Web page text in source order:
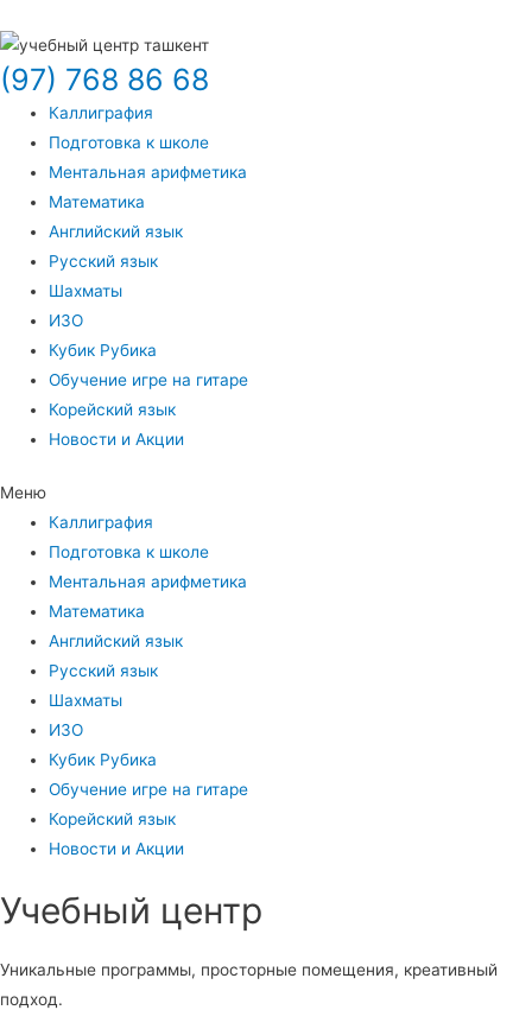
(97) 768 86 68
Каллиграфия
Подготовка к школе
Ментальная арифметика
Математика
Английский язык
Русский язык
Шахматы
ИЗО
Кубик Рубика
Обучение игре на гитаре
Корейский язык
Новости и Акции
Меню
Каллиграфия
Подготовка к школе
Ментальная арифметика
Математика
Английский язык
Русский язык
Шахматы
ИЗО
Кубик Рубика
Обучение игре на гитаре
Корейский язык
Новости и Акции
Учебный центр​
Уникальные программы, просторные помещения, креативный
подход.